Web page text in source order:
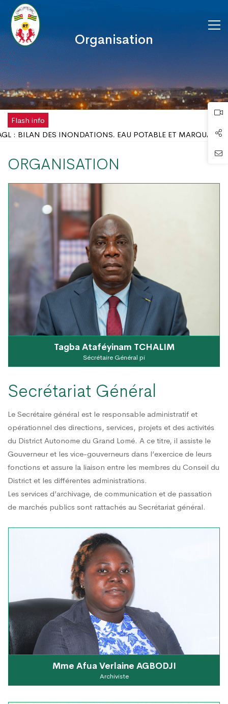
Organisation
Flash info
DES INONDATIONS, EAU POTABLE ET MARQUAGE
GOUVERNEUR DU DAGL REÇOIT UNE DÉLÉGATION DE
AU DISTRICT AUTONOME DU GRAND LOMÉ
DANS LE GRAND LOMÉ : L’ENTRÉE EN SCÈNE
DU DISTRICT AUTONOME DU GRAND LOMÉ A TENU SA
DANS LE GRAND LOMÉ : VERS UNE SYNERGIE
PART AU LANCEMENT DE LA CAMPAGNE DE
: LE DAGL SUPPRIME UN DÉPOTOIR SAUVAGE DANS LA
ÉQUIPEMENTS SPORTIFS OFFERTS AUX COMMUNES DU
ORGANISATION
Tagba Ataféyinam TCHALIM
Sécrétaire Général pi
Secrétariat Général
Le Secrétaire général est le responsable administratif et
opérationnel des directions, services, projets et des activités
du District Autonome du Grand Lomé. A ce titre, il assiste le
Gouverneur et les vice-gouverneurs dans l’exercice de leurs
fonctions et assure la liaison entre les membres du Conseil du
District et les différentes administrations.
Les services d’archivage, de communication et de passation
de marchés publics sont rattachés au Secrétariat général.
Mme Afua Verlaine AGBODJI
Archiviste